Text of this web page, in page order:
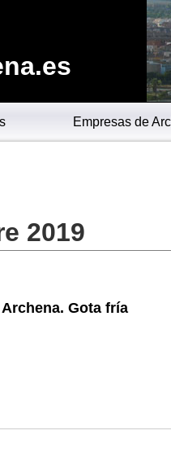
Empresas de
2019
Gota fría